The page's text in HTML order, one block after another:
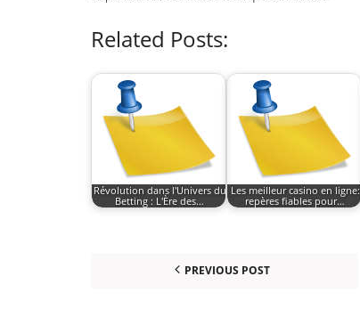
Related Posts:
Révolution dans l'Univers du
Betting : L'Ère des…
Les meilleur casino en ligne:
repères fiables pour…
PREVIOUS POST